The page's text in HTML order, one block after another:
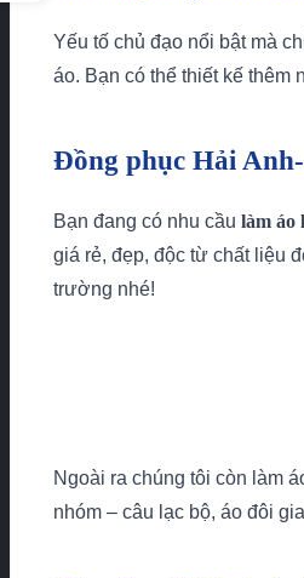
Yếu tố chủ đạo nổi bật mà
áo. Bạn có thể thiết kế thêm
Đồng phục Hải
Bạn đang có nhu cầu làm áo
giá rẻ, đẹp, độc từ chất liệu
trường nhé!
Ngoài ra chúng tôi còn làm
nhóm – câu lạc bộ, áo đôi